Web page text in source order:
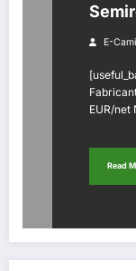
E-
EUR/net
Read